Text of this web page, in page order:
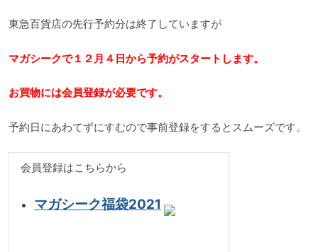
東急百貨店の先行予約分は終了していますが
マガシークで１２月４日から予約がスタートします。
お買物には会員登録が必要です。
予約日にあわてずにすむので事前登録をするとスムーズです。
会員登録はこちらから
マガシーク福袋2021